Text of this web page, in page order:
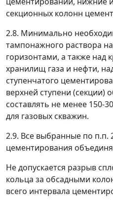
секционных колонн
2.8. Минимально
тампонажного раствора
горизонтами, а также над
хранилищ газа и нефти,
ступенчатого
верхней ступени (секции)
составлять не менее 150-
для газовых скважин.
2.9. Все выбранные по п.п.
цементирования
Не допускается разрыв
кольца за обсадными
всего интервала